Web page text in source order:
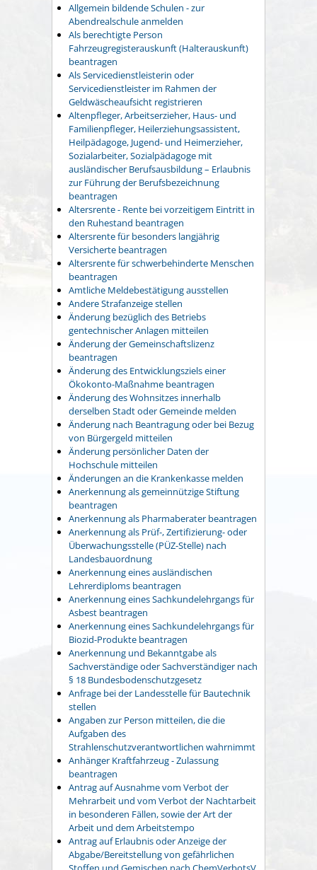
Allgemein bildende Schulen - zur
Abendrealschule anmelden
Als berechtigte Person
Fahrzeugregisterauskunft (Halterauskunft)
beantragen
Als Servicedienstleisterin oder
Servicedienstleister im Rahmen der
Geldwäscheaufsicht registrieren
Altenpfleger, Arbeitserzieher, Haus- und
Familienpfleger, Heilerziehungsassistent,
Heilpädagoge, Jugend- und Heimerzieher,
Sozialarbeiter, Sozialpädagoge mit
ausländischer Berufsausbildung – Erlaubnis
zur Führung der Berufsbezeichnung
beantragen
Altersrente - Rente bei vorzeitigem Eintritt in
den Ruhestand beantragen
Altersrente für besonders langjährig
Versicherte beantragen
Altersrente für schwerbehinderte Menschen
beantragen
Amtliche Meldebestätigung ausstellen
Andere Strafanzeige stellen
Änderung bezüglich des Betriebs
gentechnischer Anlagen mitteilen
Änderung der Gemeinschaftslizenz
beantragen
Änderung des Entwicklungsziels einer
Ökokonto-Maßnahme beantragen
Änderung des Wohnsitzes innerhalb
derselben Stadt oder Gemeinde melden
Änderung nach Beantragung oder bei Bezug
von Bürgergeld mitteilen
Änderung persönlicher Daten der
Hochschule mitteilen
Änderungen an die Krankenkasse melden
Anerkennung als gemeinnützige Stiftung
beantragen
Anerkennung als Pharmaberater beantragen
Anerkennung als Prüf-, Zertifizierung- oder
Überwachungsstelle (PÜZ-Stelle) nach
Landesbauordnung
Anerkennung eines ausländischen
Lehrerdiploms beantragen
Anerkennung eines Sachkundelehrgangs für
Asbest beantragen
Anerkennung eines Sachkundelehrgangs für
Biozid-Produkte beantragen
Anerkennung und Bekanntgabe als
Sachverständige oder Sachverständiger nach
§ 18 Bundesbodenschutzgesetz
Anfrage bei der Landesstelle für Bautechnik
stellen
Angaben zur Person mitteilen, die die
Aufgaben des
Strahlenschutzverantwortlichen wahrnimmt
Anhänger Kraftfahrzeug - Zulassung
beantragen
Antrag auf Ausnahme vom Verbot der
Mehrarbeit und vom Verbot der Nachtarbeit
in besonderen Fällen, sowie der Art der
Arbeit und dem Arbeitstempo
Antrag auf Erlaubnis oder Anzeige der
Abgabe/Bereitstellung von gefährlichen